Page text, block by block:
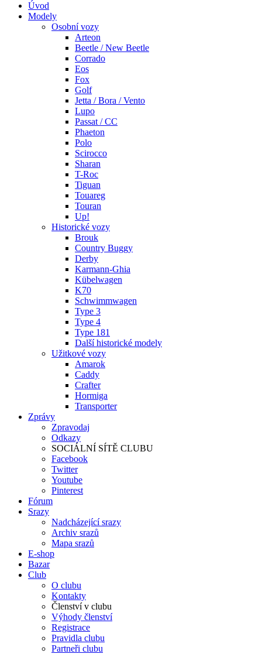
Úvod
Modely
Osobní vozy
Arteon
Beetle / New Beetle
Corrado
Eos
Fox
Golf
Jetta / Bora / Vento
Lupo
Passat / CC
Phaeton
Polo
Scirocco
Sharan
T-Roc
Tiguan
Touareg
Touran
Up!
Historické vozy
Brouk
Country Buggy
Derby
Karmann-Ghia
Kübelwagen
K70
Schwimmwagen
Type 3
Type 4
Type 181
Další historické modely
Užitkové vozy
Amarok
Caddy
Crafter
Hormiga
Transporter
Zprávy
Zpravodaj
Odkazy
SOCIÁLNÍ SÍTĚ CLUBU
Facebook
Twitter
Youtube
Pinterest
Fórum
Srazy
Nadcházející srazy
Archiv srazů
Mapa srazů
E-shop
Bazar
Club
O clubu
Kontakty
Členství v clubu
Výhody členství
Registrace
Pravidla clubu
Partneři clubu